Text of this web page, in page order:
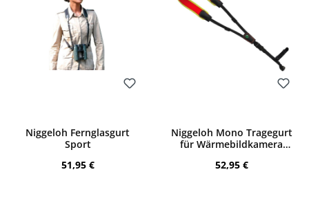
Niggeloh Fernglasgurt
Sport
Regulärer Preis:
51,95 €
Niggeloh Mono Tragegurt
für Wärmebildkamera
Regulärer Preis:
52,95 €